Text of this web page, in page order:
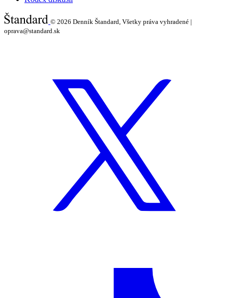
© 2026 Denník Štandard, Všetky práva vyhradené |
oprava@standard.sk